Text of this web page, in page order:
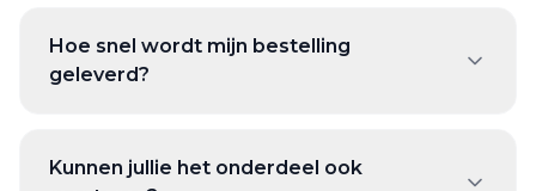
Hoe snel wordt mijn bestelling
geleverd?
Kunnen jullie het onderdeel ook